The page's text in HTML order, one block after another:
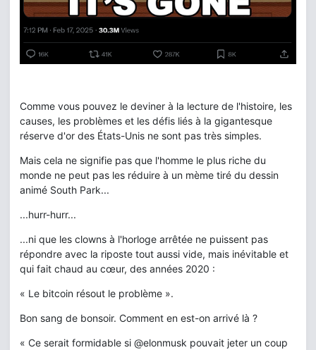
Comme vous pouvez le deviner à la lecture de l'histoire, les
causes, les problèmes et les défis liés à la gigantesque
réserve d'or des États-Unis ne sont pas très simples.
Mais cela ne signifie pas que l'homme le plus riche du
monde ne peut pas les réduire à un mème tiré du dessin
animé South Park...
...hurr-hurr...
...ni que les clowns à l'horloge arrêtée ne puissent pas
répondre avec la riposte tout aussi vide, mais inévitable et
qui fait chaud au cœur, des années 2020 :
« Le bitcoin résout le problème ».
Bon sang de bonsoir. Comment en est-on arrivé là ?
« Ce serait formidable si @elonmusk pouvait jeter un coup